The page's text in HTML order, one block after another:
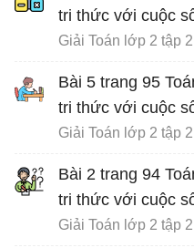
tri thức với cuộc
Giải Toán lớp 2 tập 2
Bài 5 trang 95
tri thức với cuộc
Giải Toán lớp 2 tập 2
Bài 2 trang 94
tri thức với cuộc
Giải Toán lớp 2 tập 2